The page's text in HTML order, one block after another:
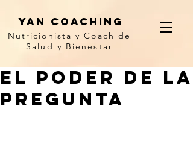
yan coaching
Nutricionista y Coach de
Salud y Bienestar
El Poder de la
Pregunta